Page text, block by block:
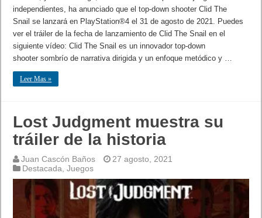
independientes, ha anunciado que el top-down shooter Clid The
Snail se lanzará en PlayStation®4 el 31 de agosto de 2021. Puedes
ver el tráiler de la fecha de lanzamiento de Clid The Snail en el
siguiente vídeo: Clid The Snail es un innovador top-down
shooter sombrío de narrativa dirigida y un enfoque metódico y …
Leer Mas »
Lost Judgment muestra su
tráiler de la historia
Juan Cascón Baños
27 agosto, 2021
Destacada ,Juegos